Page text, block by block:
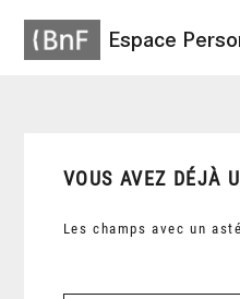
Espace
VOUS AVEZ DÉJÀ
Les champs avec un